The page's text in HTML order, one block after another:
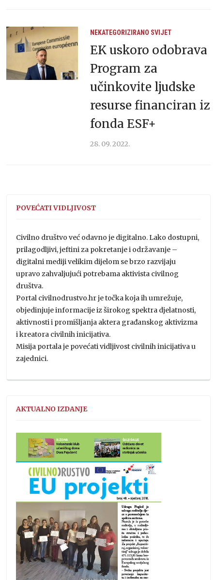
NEKATEGORIZIRANO SVIJET
EK uskoro odobrava
Program za
učinkovite ljudske
resurse financiran iz
fonda ESF+
28. 09. 2022.
POVEĆATI VIDLJIVOST
Civilno društvo već odavno je digitalno. Lako dostupni,
prilagodljivi, jeftini za pokretanje i održavanje –
digitalni mediji velikim dijelom se brzo razvijaju
upravo zahvaljujući potrebama aktivista civilnog
društva.
Portal civilnodrustvo.hr je točka koja ih umrežuje,
objedinjuje informacije iz širokog spektra djelatnosti,
aktivnosti i promišljanja aktera građanskog aktivizma
i kreatora civilnih inicijativa.
Misija portala je povećati vidljivost civilnih inicijativa u
zajednici.
AKTUALNO IZDANJE